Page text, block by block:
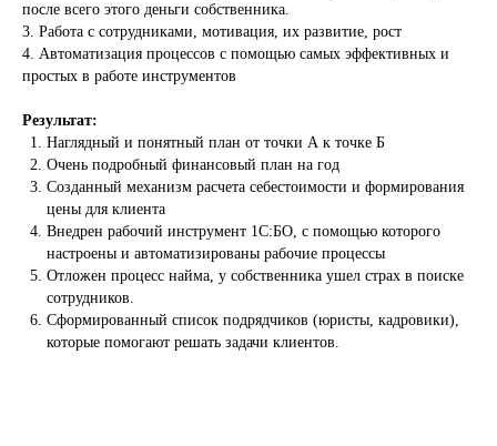
после всего этого деньги собственника.
3. Работа с сотрудниками, мотивация, их развитие, рост
4. Автоматизация процессов с помощью самых эффективных и
простых в работе инструментов
Результат:
Наглядный и понятный план от точки А к точке Б
Очень подробный финансовый план на год
Созданный механизм расчета себестоимости и формирования
цены для клиента
Внедрен рабочий инструмент 1С:БО, с помощью которого
настроены и автоматизированы рабочие процессы
Отложен процесс найма, у собственника ушел страх в поиске
сотрудников.
Сформированный список подрядчиков (юристы, кадровики),
которые помогают решать задачи клиентов.